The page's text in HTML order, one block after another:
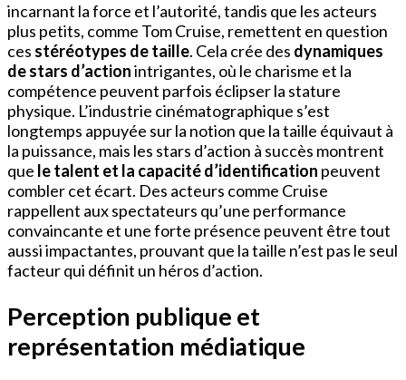
incarnant la force et l’autorité, tandis que les acteurs
plus petits, comme Tom Cruise, remettent en question
ces stéréotypes de taille. Cela crée des dynamiques
de stars d’actionintrigantes, où le charisme et la
compétence peuvent parfois éclipser la stature
physique. L’industrie cinématographique s’est
longtemps appuyée sur la notion que la taille équivaut à
la puissance, mais les stars d’action à succès montrent
que le talent et la capacité d’identification peuvent
combler cet écart. Des acteurs comme Cruise
rappellent aux spectateurs qu’une performance
convaincante et une forte présence peuvent être tout
aussi impactantes, prouvant que la taille n’est pas le seul
facteur qui définit un héros d’action.
Perception publique et
représentation médiatique